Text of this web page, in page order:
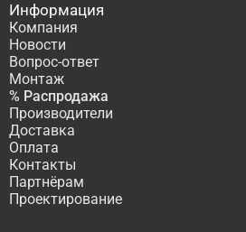
Информация
Компания
Новости
Вопрос-ответ
Монтаж
% Распродажа
Производители
Доставка
Оплата
Контакты
Партнёрам
Проектирование